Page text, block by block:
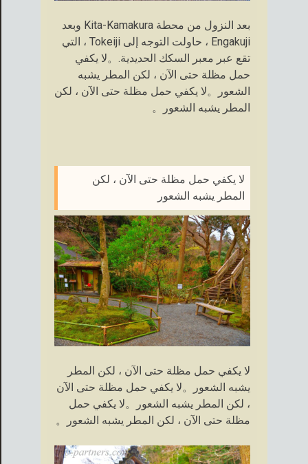
بعد النزول من محطة Kita-Kamakura وبعد
Engakuji ، حاولت التوجه إلى Tokeiji ، التي
تقع عبر معبر السكك الحديدية.。لا يكفي
حمل مظلة حتى الآن ، لكن المطر يشبه
الشعور。لا يكفي حمل مظلة حتى الآن ، لكن
المطر يشبه الشعور。
لا يكفي حمل مظلة حتى الآن ، لكن
المطر يشبه الشعور
لا يكفي حمل مظلة حتى الآن ، لكن المطر
يشبه الشعور。لا يكفي حمل مظلة حتى الآن
، لكن المطر يشبه الشعور。لا يكفي حمل
مظلة حتى الآن ، لكن المطر يشبه الشعور。